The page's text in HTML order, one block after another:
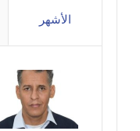
الأشهر